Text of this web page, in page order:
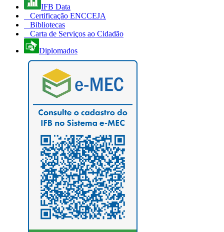
IFB Data
Certificação ENCCEJA
Bibliotecas
Carta de Serviços ao Cidadão
Diplomados